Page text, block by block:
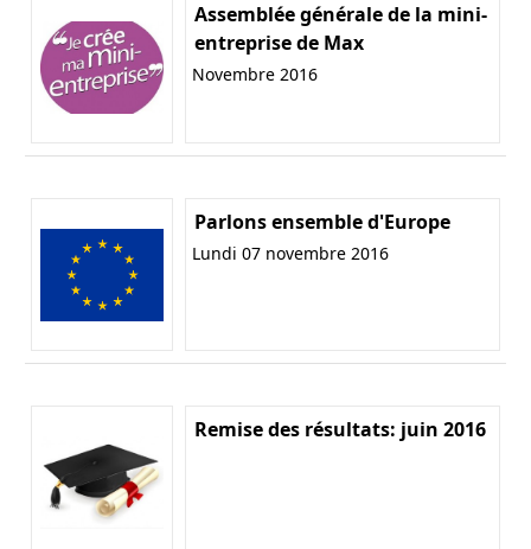
Assemblée générale de la mini-
entreprise de Max
Novembre 2016
Parlons ensemble d'Europe
Lundi 07 novembre 2016
Remise des résultats: juin 2016